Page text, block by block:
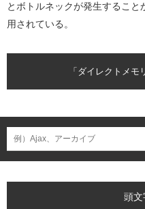
とボトルネックが発生すること
用されている。
「ダイレクトメ
頭文